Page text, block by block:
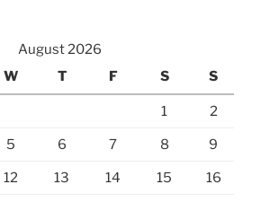
August 2026
W T F S S
1 2
5 6 7 8 9
12 13 14 15 16